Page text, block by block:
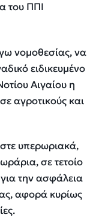
του ΠΠΙ
νομοθεσίας, να
ειδικευμένο
Αιγαίου η
αγροτικούς και
υπερωριακά,
σε τετοίο
την ασφάλεια
αφορά κυρίως